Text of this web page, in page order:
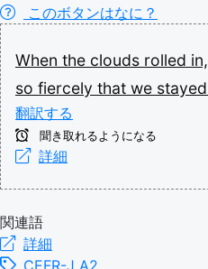
このボタンはなに？
When the clouds rolled in,
so fiercely that we stayed
翻訳する
聞き取れるようになる
詳細
関連語
詳細
CEFR-J A2